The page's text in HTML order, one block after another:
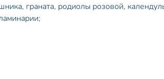
граната, родиолы розовой,